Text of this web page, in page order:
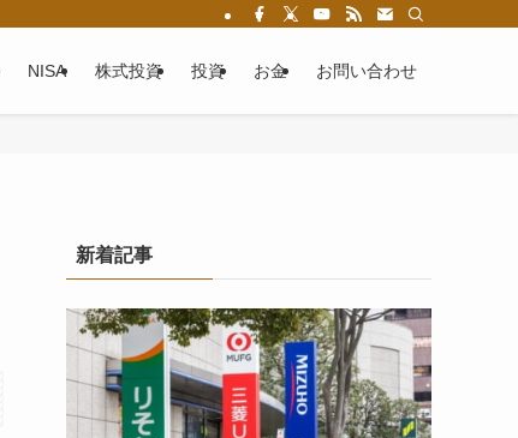
NISA 株式投資 投資 お金 お問い合わせ
新着記事